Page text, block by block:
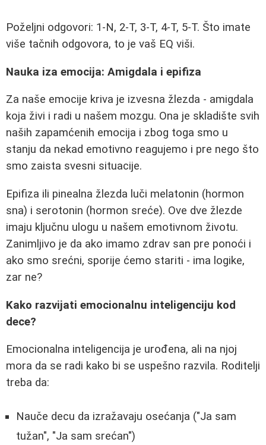
Poželjni odgovori: 1-N, 2-T, 3-T, 4-T, 5-T. Što imate
više tačnih odgovora, to je vaš EQ viši.
Nauka iza emocija: Amigdala i epifiza
Za naše emocije kriva je izvesna žlezda - amigdala
koja živi i radi u našem mozgu. Ona je skladište svih
naših zapamćenih emocija i zbog toga smo u
stanju da nekad emotivno reagujemo i pre nego što
smo zaista svesni situacije.
Epifiza ili pinealna žlezda luči melatonin (hormon
sna) i serotonin (hormon sreće). Ove dve žlezde
imaju ključnu ulogu u našem emotivnom životu.
Zanimljivo je da ako imamo zdrav san pre ponoći i
ako smo srećni, sporije ćemo stariti - ima logike,
zar ne?
Kako razvijati emocionalnu inteligenciju kod
dece?
Emocionalna inteligencija je urođena, ali na njoj
mora da se radi kako bi se uspešno razvila. Roditelji
treba da:
Nauče decu da izražavaju osećanja ("Ja sam
tužan", "Ja sam srećan")